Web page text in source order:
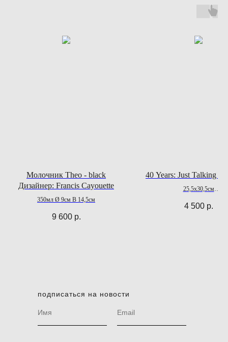
Молочник Theo - black
Дизайнер: Francis Cayouette
350мл Ø 9см В 14,5см
9 600 р.
40 Years: Just Talking
25,5x30,5см
4 500 р.
подписаться на новости